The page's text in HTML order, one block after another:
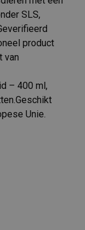
SLS,
product
van
– 400 ml,
Unie.